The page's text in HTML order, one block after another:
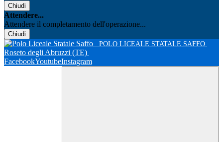
Chiudi
Attendere...
Attendere il completamento dell'operazione...
Chiudi
POLO LICEALE STATALE SAFFO
Roseto degli Abruzzi (TE)
FacebookYoutubeInstagram